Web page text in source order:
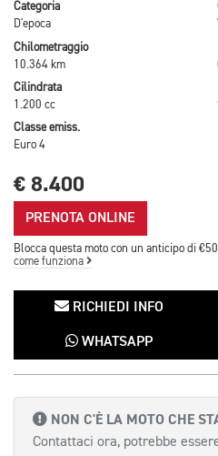
Categoria
D'epoca
Chilometraggio
10.364 km
Cilindrata
1.200 cc
Classe emiss.
Euro 4
€ 8.400
PRENOTA ONLINE
Blocca questa moto con un anticipo di
come funziona
RICHIEDI INFO
WHATSAPP
NON C'È LA MOTO CHE
Contattaci ora, potrebbe